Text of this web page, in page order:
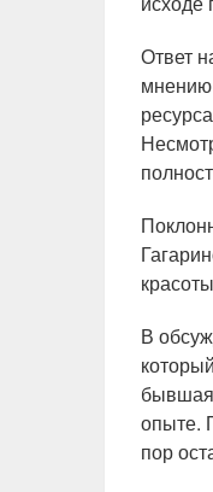
Ответ
мнению
В
бывшая
опыте.
пор